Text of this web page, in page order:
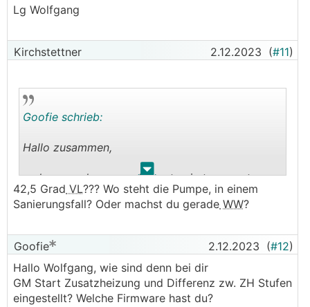
Lg Wolfgang
Kirchstettner 2.12.2023 (#11)
. .
Goofie schrieb:
Hallo zusammen,
so langsam kommen die ersten imteressanten
Tage für S1155. Aktuell -3GradATohne Sonne
mit 42,5Grad Vorlauf. Sole aktuel bei 7,8Grad,
TAge ausieht.
Wobei das Regelverhalten bei der kaltenATm.M.
nun noch merkwürdiger ist. Schaut euch mal die
Peaks an, die dieWPregelt. Regelt sie bei euch
ähnlich?
42,5 Grad VL??? Wo steht die Pumpe, in einem
Sanierungsfall? Oder machst du gerade WW?
Goofie 2.12.2023 (#12)
Hallo Wolfgang, wie sind denn bei dir
GM Start Zusatzheizung und Differenz zw. ZH Stufen
eingestellt? Welche Firmware hast du?